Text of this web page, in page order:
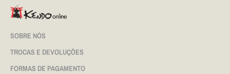
SOBRE NÓS
TROCAS E DEVOLUÇÕES
FORMAS DE PAGAMENTO